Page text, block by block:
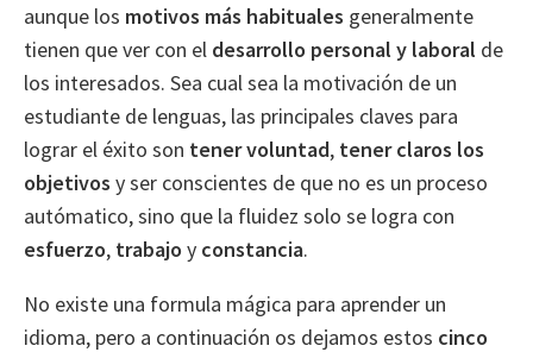
aunque los motivos más habituales generalmente
tienen que ver con el desarrollo personal y laboral de
los interesados. Sea cual sea la motivación de un
estudiante de lenguas, las principales claves para
lograr el éxito son tener voluntad, tener claros los
objetivos y ser conscientes de que no es un proceso
autómatico, sino que la fluidez solo se logra con
esfuerzo, trabajo y constancia.
No existe una formula mágica para aprender un
idioma, pero a continuación os dejamos estos cinco